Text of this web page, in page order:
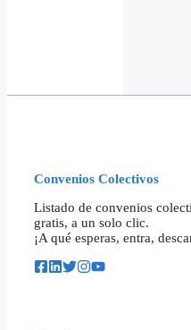
Convenios Colectivos
Listado de convenios
gratis, a un solo clic.
¡A qué esperas, entra,